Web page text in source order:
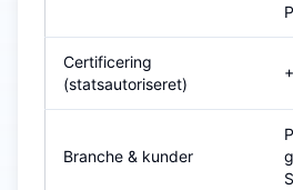
Certificering
(statsautoriseret)
Branche & kunder